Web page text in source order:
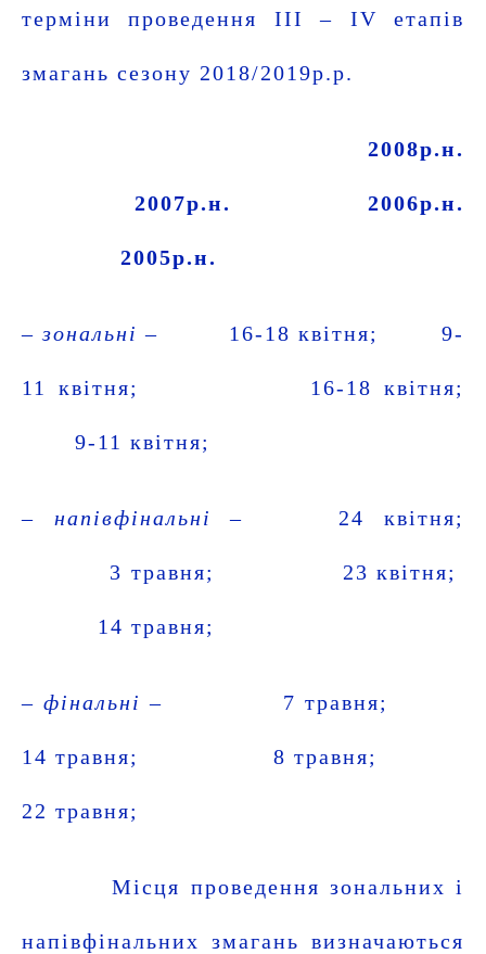
терміни проведення ІІІ – IV етапів
змагань сезону 2018/2019р.р.
2008р.н.
2007р.н. 2006р.н.
2005р.н.
–зональні – 16-18 квітня; 9-
11 квітня; 16-18 квітня;
9-11 квітня;
– напівфінальні – 24 квітня;
3 травня; 23 квітня;
14 травня;
– фінальні– 7 травня;
14 травня; 8 травня;
22 травня;
Місця проведення зональних і
напівфінальних змагань визначаються